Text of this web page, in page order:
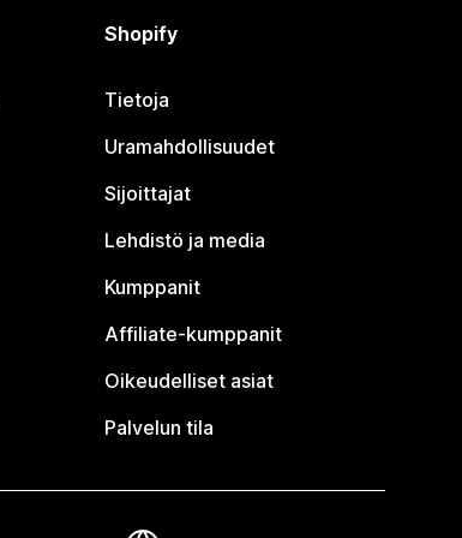
Shopify
Tietoja
Uramahdollisuudet
Sijoittajat
Lehdistö ja media
Kumppanit
Affiliate-kumppanit
Oikeudelliset asiat
Palvelun tila